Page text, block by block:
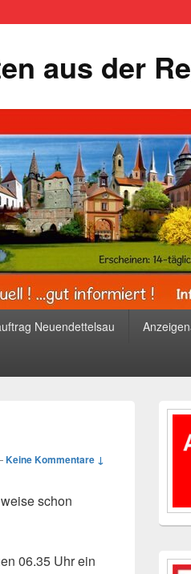
aus der
Neuendettelsau
Keine Kommentare ↓
schon
06.35 Uhr ein